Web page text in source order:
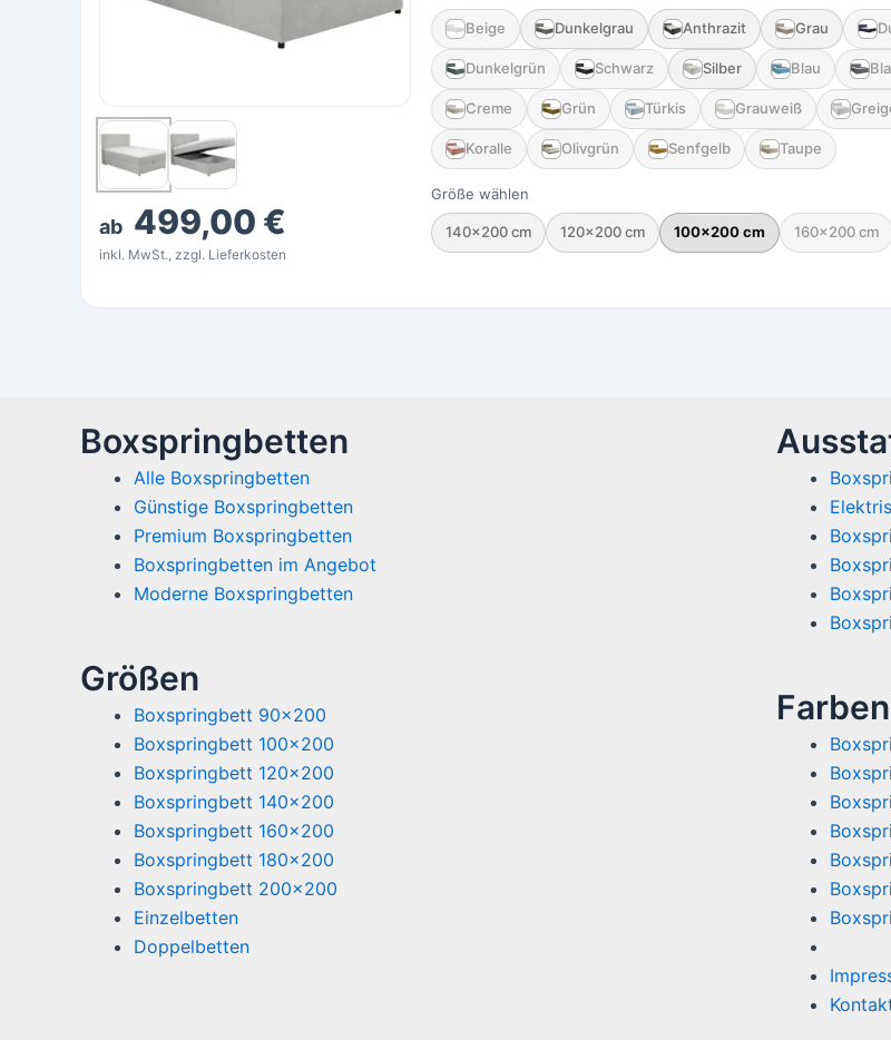
ab 499,00 €
inkl. MwSt., zzgl. Lieferkosten
Beige Dunkelgrau Anthrazit Grau
Dunkelgrün Schwarz Silber Blau
Creme Grün Türkis Grauweiß
Koralle Olivgrün Senfgelb Taupe
Größe wählen
140×200 cm 120×200 cm 100×200 cm 160×200 cm
Boxspringbetten
Alle Boxspringbetten
Günstige Boxspringbetten
Premium Boxspringbetten
Boxspringbetten im Angebot
Moderne Boxspringbetten
Größen
Boxspringbett 90x200
Boxspringbett 100x200
Boxspringbett 120x200
Boxspringbett 140x200
Boxspringbett 160x200
Boxspringbett 180x200
Boxspringbett 200x200
Einzelbetten
Doppelbetten
Farben